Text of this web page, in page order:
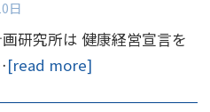
日
研究所は 健康経営宣言を
[read more]